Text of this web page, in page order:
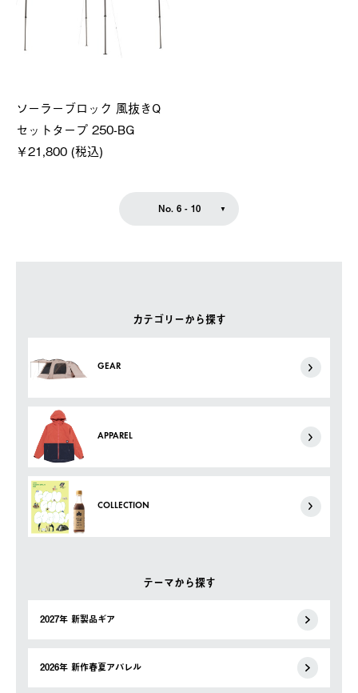
カテゴリーから探す
GEAR
APPAREL
COLLECTION
テーマから探す
2027年 新製品ギア
2026年 新作春夏アパレル
ソーラーブロック 風抜きQ
セットタープ 250-BG
￥21,800 (税込)
No. 6 - 10